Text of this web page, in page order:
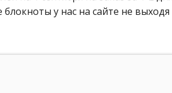
у нас на сайте не выходя